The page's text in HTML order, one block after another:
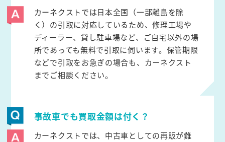
カーネクストでは日本全国（一部離島を除
く）の引取に対応しているため、修理工場や
ディーラー、貸し駐車場など、ご自宅以外の場
所であっても無料で引取に伺います。保管期限
などで引取をお急ぎの場合も、カーネクスト
までご相談ください。
事故車でも買取金額は付く？
カーネクストでは、中古車としての再販が難